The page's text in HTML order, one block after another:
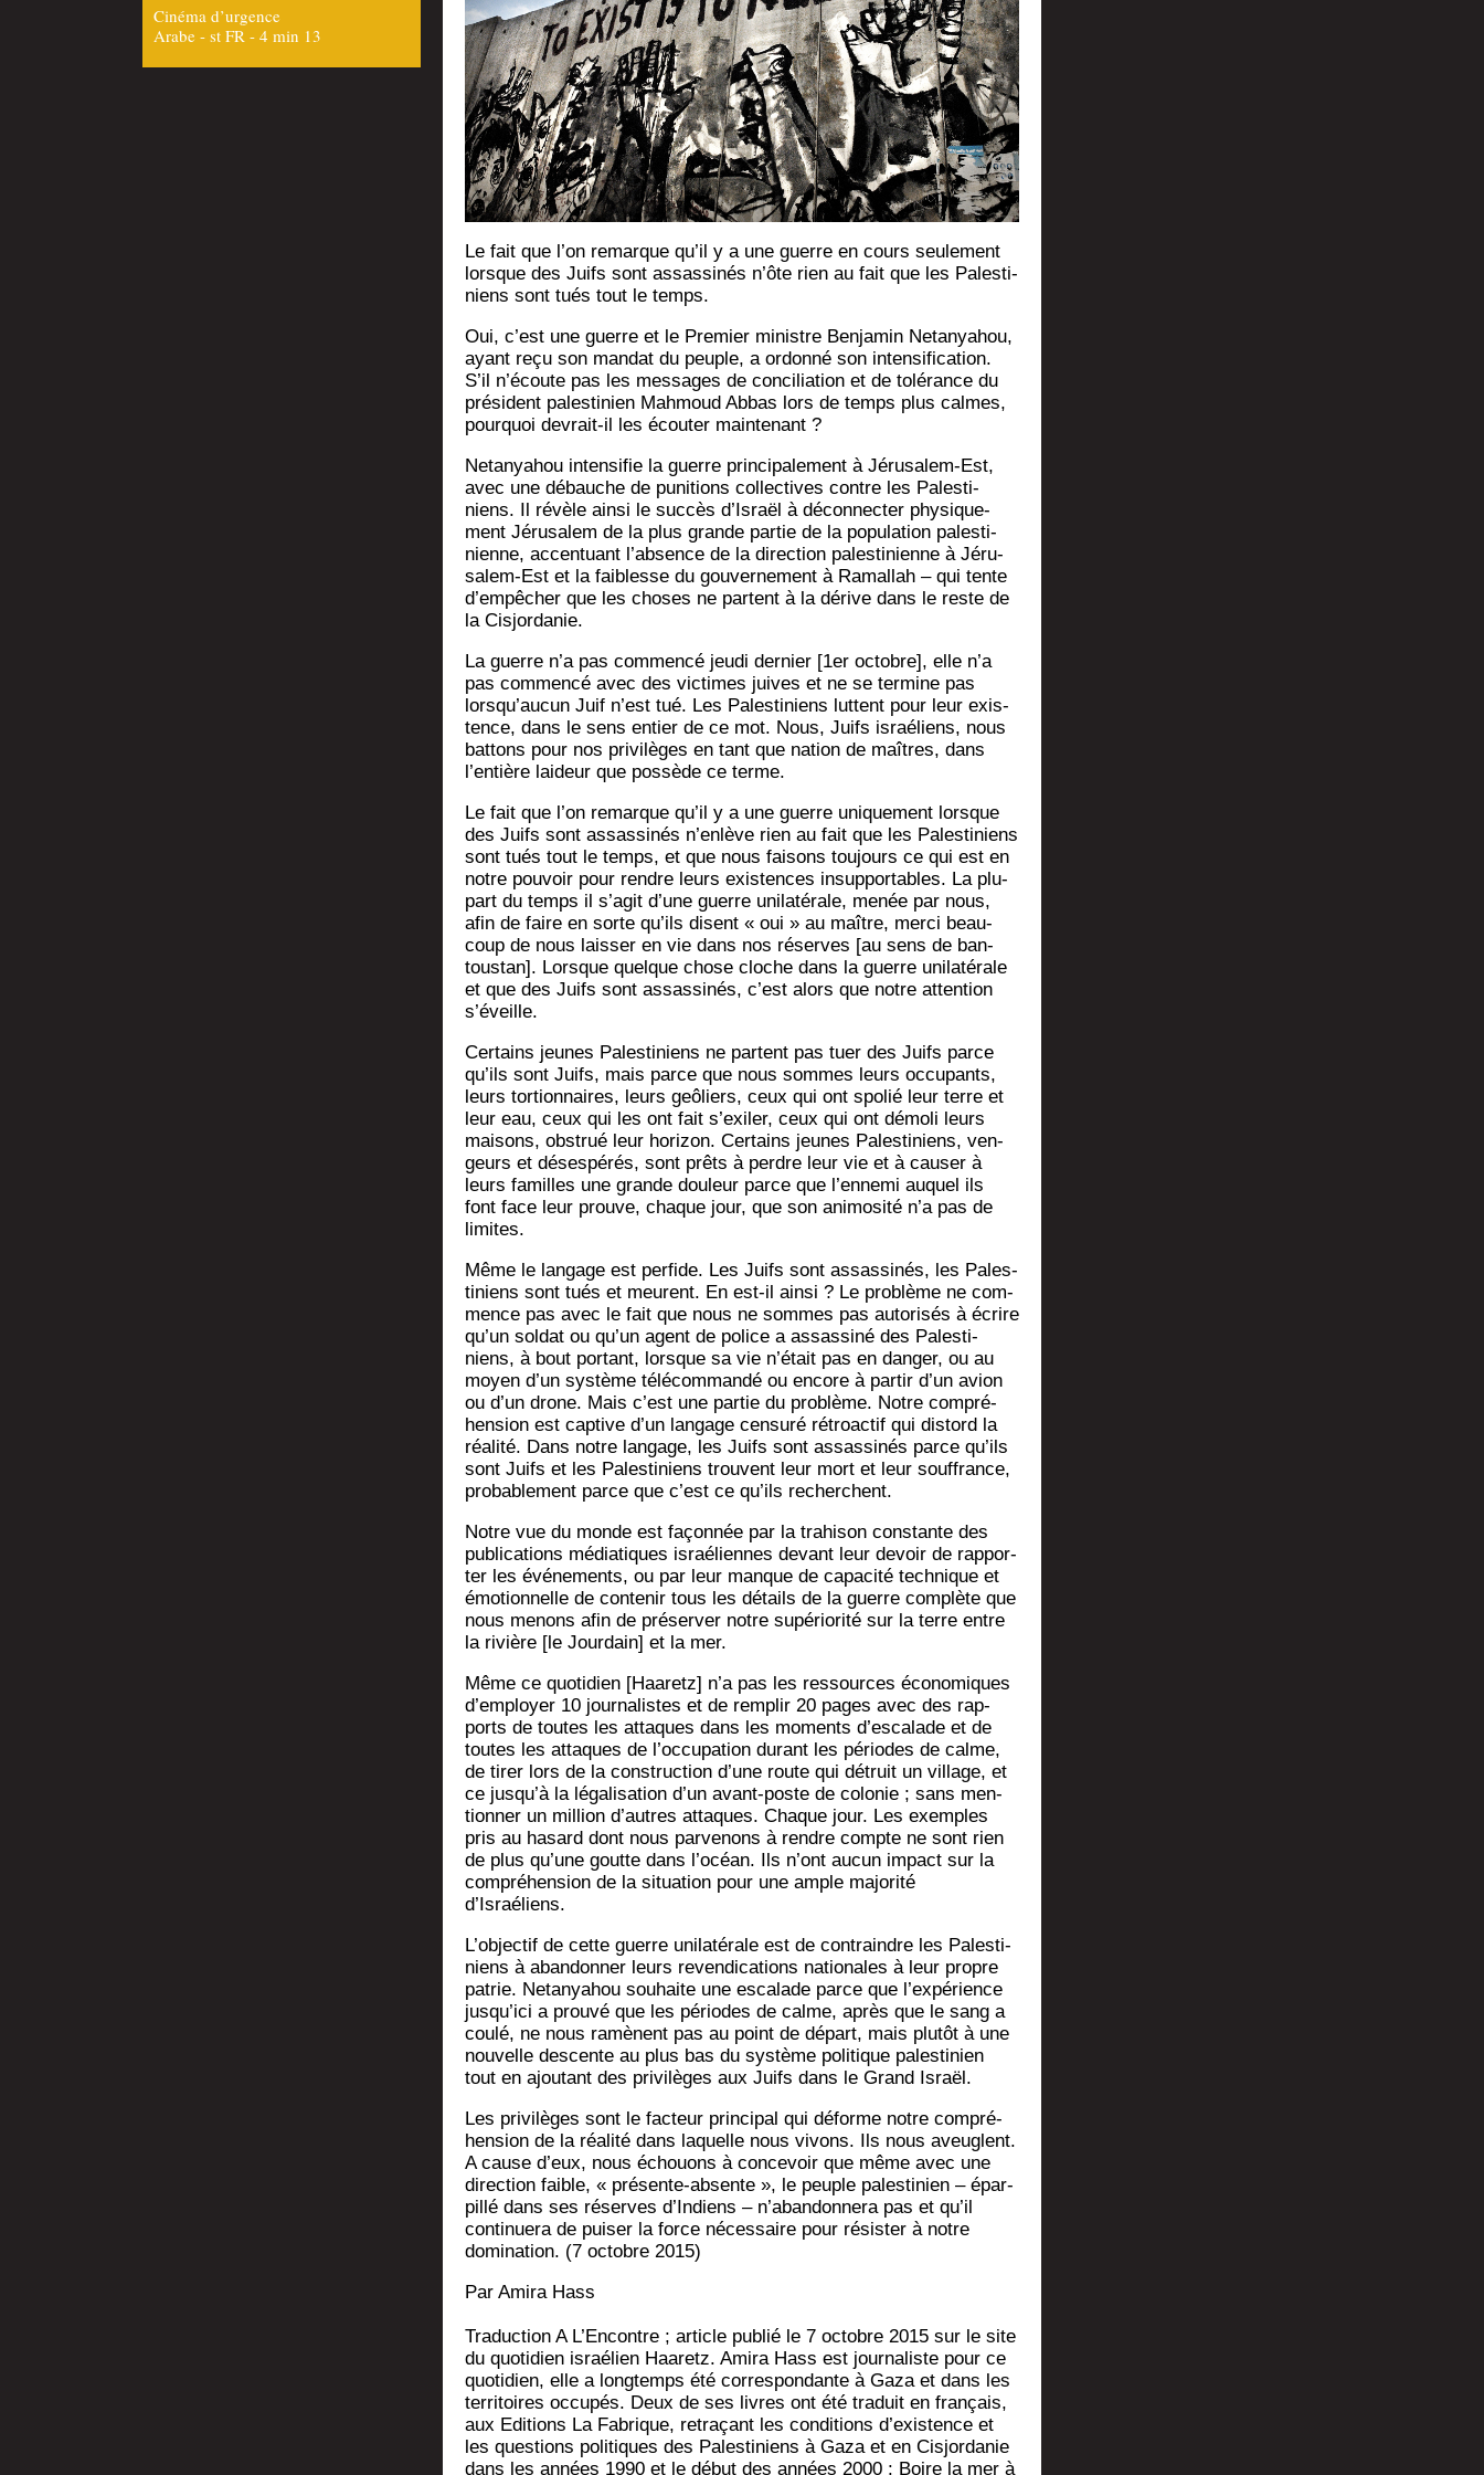
Cinéma d’urgence
Arabe - st FR - 4 min 13
Le fait que l’on remarque qu’il y a une guerre en cours seule­ment
lorsque des Juifs sont assas­si­nés n’ôte rien au fait que les Pales­ti­
niens sont tués tout le temps.
Oui, c’est une guerre et le Pre­mier ministre Ben­ja­min Neta­nya­hou,
ayant reçu son man­dat du peuple, a ordon­né son inten­si­fi­ca­tion.
S’il n’écoute pas les mes­sages de conci­lia­tion et de tolé­rance du
pré­sident pales­ti­nien Mah­moud Abbas lors de temps plus calmes,
pour­quoi devrait-il les écou­ter maintenant ?
Neta­nya­hou inten­si­fie la guerre prin­ci­pa­le­ment à Jéru­sa­lem-Est,
avec une débauche de puni­tions col­lec­tives contre les Pales­ti­
niens. Il révèle ain­si le suc­cès d’Israël à décon­nec­ter phy­si­que­
ment Jéru­sa­lem de la plus grande par­tie de la popu­la­tion pales­ti­
nienne, accen­tuant l’absence de la direc­tion pales­ti­nienne à Jéru­
sa­lem-Est et la fai­blesse du gou­ver­ne­ment à Ramal­lah – qui tente
d’empêcher que les choses ne partent à la dérive dans le reste de
la Cisjordanie.
La guerre n’a pas com­men­cé jeu­di der­nier [1er octobre], elle n’a
pas com­men­cé avec des vic­times juives et ne se ter­mine pas
lorsqu’aucun Juif n’est tué. Les Pales­ti­niens luttent pour leur exis­
tence, dans le sens entier de ce mot. Nous, Juifs israé­liens, nous
bat­tons pour nos pri­vi­lèges en tant que nation de maîtres, dans
l’entière lai­deur que pos­sède ce terme.
Le fait que l’on remarque qu’il y a une guerre uni­que­ment lorsque
des Juifs sont assas­si­nés n’enlève rien au fait que les Pales­ti­niens
sont tués tout le temps, et que nous fai­sons tou­jours ce qui est en
notre pou­voir pour rendre leurs exis­tences insup­por­tables. La plu­
part du temps il s’agit d’une guerre uni­la­té­rale, menée par nous,
afin de faire en sorte qu’ils disent « oui » au maître, mer­ci beau­
coup de nous lais­ser en vie dans nos réserves [au sens de ban­
tous­tan]. Lorsque quelque chose cloche dans la guerre uni­la­té­rale
et que des Juifs sont assas­si­nés, c’est alors que notre atten­tion
s’éveille.
Cer­tains jeunes Pales­ti­niens ne partent pas tuer des Juifs parce
qu’ils sont Juifs, mais parce que nous sommes leurs occu­pants,
leurs tor­tion­naires, leurs geô­liers, ceux qui ont spo­lié leur terre et
leur eau, ceux qui les ont fait s’exiler, ceux qui ont démo­li leurs
mai­sons, obs­trué leur hori­zon. Cer­tains jeunes Pales­ti­niens, ven­
geurs et déses­pé­rés, sont prêts à perdre leur vie et à cau­ser à
leurs familles une grande dou­leur parce que l’ennemi auquel ils
font face leur prouve, chaque jour, que son ani­mo­si­té n’a pas de
limites.
Même le lan­gage est per­fide. Les Juifs sont assas­si­nés, les Pales­
ti­niens sont tués et meurent. En est-il ain­si ? Le pro­blème ne com­
mence pas avec le fait que nous ne sommes pas auto­ri­sés à écrire
qu’un sol­dat ou qu’un agent de police a assas­si­né des Pales­ti­
niens, à bout por­tant, lorsque sa vie n’était pas en dan­ger, ou au
moyen d’un sys­tème télé­com­man­dé ou encore à par­tir d’un avion
ou d’un drone. Mais c’est une par­tie du pro­blème. Notre com­pré­
hen­sion est cap­tive d’un lan­gage cen­su­ré rétro­ac­tif qui dis­tord la
réa­li­té. Dans notre lan­gage, les Juifs sont assas­si­nés parce qu’ils
sont Juifs et les Pales­ti­niens trouvent leur mort et leur souf­france,
pro­ba­ble­ment parce que c’est ce qu’ils recherchent.
Notre vue du monde est façon­née par la tra­hi­son constante des
publi­ca­tions média­tiques israé­liennes devant leur devoir de rap­por­
ter les évé­ne­ments, ou par leur manque de capa­ci­té tech­nique et
émo­tion­nelle de conte­nir tous les détails de la guerre com­plète que
nous menons afin de pré­ser­ver notre supé­rio­ri­té sur la terre entre
la rivière [le Jour­dain] et la mer.
Même ce quo­ti­dien [Haa­retz] n’a pas les res­sources éco­no­miques
d’employer 10 jour­na­listes et de rem­plir 20 pages avec des rap­
ports de toutes les attaques dans les moments d’escalade et de
toutes les attaques de l’occupation durant les périodes de calme,
de tirer lors de la construc­tion d’une route qui détruit un vil­lage, et
ce jusqu’à la léga­li­sa­tion d’un avant-poste de colo­nie ; sans men­
tion­ner un mil­lion d’autres attaques. Chaque jour. Les exemples
pris au hasard dont nous par­ve­nons à rendre compte ne sont rien
de plus qu’une goutte dans l’océan. Ils n’ont aucun impact sur la
com­pré­hen­sion de la situa­tion pour une ample majo­ri­té
d’Israéliens.
L’objectif de cette guerre uni­la­té­rale est de contraindre les Pales­ti­
niens à aban­don­ner leurs reven­di­ca­tions natio­nales à leur propre
patrie. Neta­nya­hou sou­haite une esca­lade parce que l’expérience
jusqu’ici a prou­vé que les périodes de calme, après que le sang a
cou­lé, ne nous ramènent pas au point de départ, mais plu­tôt à une
nou­velle des­cente au plus bas du sys­tème poli­tique pales­ti­nien
tout en ajou­tant des pri­vi­lèges aux Juifs dans le Grand Israël.
Les pri­vi­lèges sont le fac­teur prin­ci­pal qui déforme notre com­pré­
hen­sion de la réa­li­té dans laquelle nous vivons. Ils nous aveuglent.
A cause d’eux, nous échouons à conce­voir que même avec une
direc­tion faible, « pré­sente-absente », le peuple pales­ti­nien – épar­
pillé dans ses réserves d’Indiens – n’abandonnera pas et qu’il
conti­nue­ra de pui­ser la force néces­saire pour résis­ter à notre
domi­na­tion. (7 octobre 2015)
Par Ami­ra Hass
Tra­duc­tion A L’Encontre ; article publié le 7 octobre 2015 sur le site
du quo­ti­dien israé­lien Haa­retz. Ami­ra Hass est jour­na­liste pour ce
quo­ti­dien, elle a long­temps été cor­res­pon­dante à Gaza et dans les
ter­ri­toires occu­pés. Deux de ses livres ont été tra­duit en fran­çais,
aux Edi­tions La Fabrique, retra­çant les condi­tions d’existence et
les ques­tions poli­tiques des Pales­ti­niens à Gaza et en Cis­jor­da­nie
dans les années 1990 et le début des années 2000 : Boire la mer à